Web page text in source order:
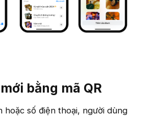
bằng mã QR​
hoặc số điện thoại, người dùng